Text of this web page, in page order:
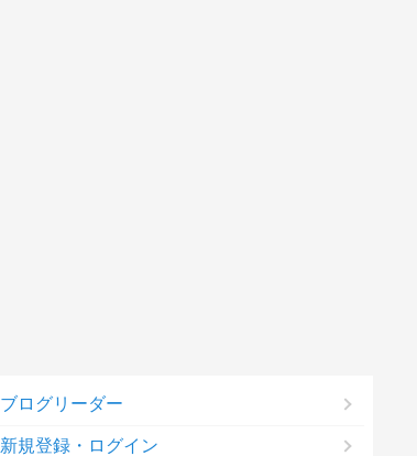
ブログリーダー
新規登録・ログイン